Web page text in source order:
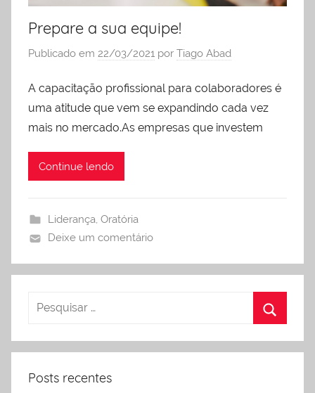
Prepare a sua equipe!
Publicado em 22/03/2021 por Tiago Abad
A capacitação profissional para colaboradores é
uma atitude que vem se expandindo cada vez
mais no mercado.As empresas que investem
Continue lendo
Liderança, Oratória
Deixe um comentário
Posts recentes